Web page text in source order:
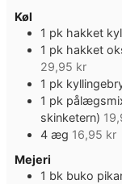
Køl
1 pk hakket
1 pk hakket
29,95 kr
1 pk
1 pk
skinketern)
4 æg 16,95 kr
Mejeri
1 bk buko